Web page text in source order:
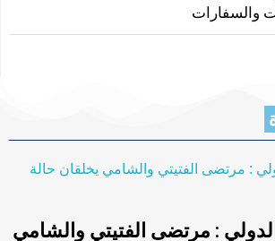
والسفارات
: مرتضى الفتيتي والشامي